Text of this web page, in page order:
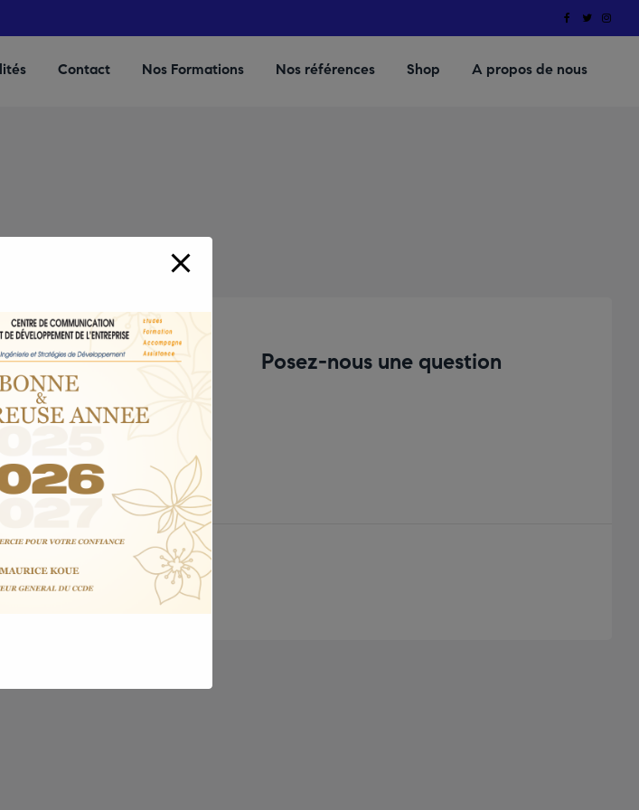
Contact Nos Formations Nos références Shop A propos de nous
NOUS
22 42 96 25
ci.com
Posez-nous une question